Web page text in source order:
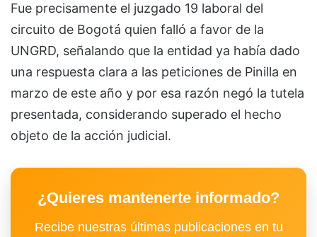
Fue precisamente el juzgado 19 laboral del
circuito de Bogotá quien falló a favor de la
UNGRD, señalando que la entidad ya había dado
una respuesta clara a las peticiones de Pinilla en
marzo de este año y por esa razón negó la tutela
presentada, considerando superado el hecho
objeto de la acción judicial.
¿Quieres mantenerte informado?
Recibe nuestras últimas publicaciones en tu